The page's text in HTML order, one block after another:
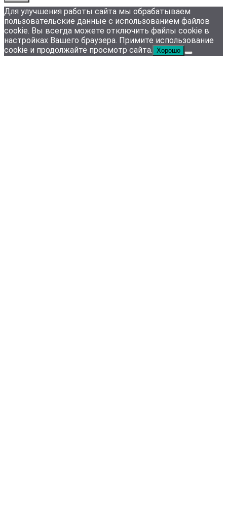
Для улучшения работы сайта мы обрабатываем
пользовательские данные с использованием файлов
cookie. Вы всегда можете отключить файлы cookie в
настройках Вашего браузера. Примите использование
cookie и продолжайте просмотр сайта. Хорошо